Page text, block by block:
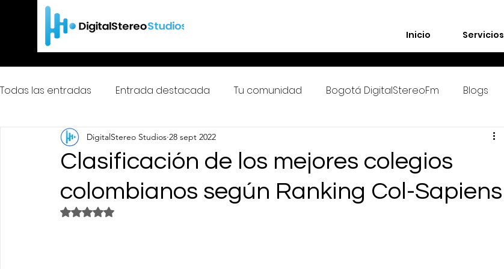
Inicio Servicios
Todas las entradas Entrada destacada Tu comunidad Bogotá DigitalStereoFm Blogs
ColombiaDigitalStereoFm
Clasificación de los mejores colegios
colombianos según Ranking Col-Sapiens
DigitalStereo Studios 28 sept 2022
Obtuvo NaN de 5 estrellas.